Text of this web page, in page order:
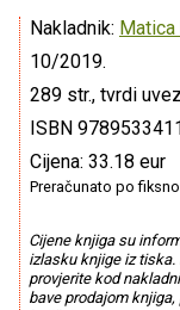
Nakladnik: Matica
10/2019.
289 str., tvrdi
ISBN
Cijena: 33.18 eur
Preračunato po
Cijene knjiga su
izlasku knjige iz
provjerite kod
bave prodajom